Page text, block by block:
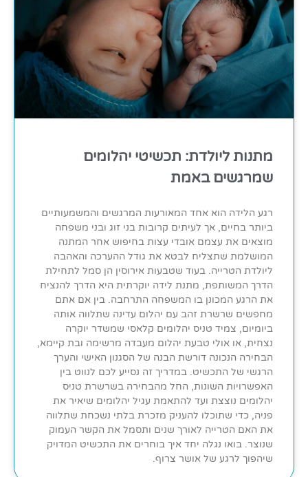
מתנות ליולדת: תכשיטי יהלומים
שמרגשים באמת
רגע הלידה הוא אחד המאורעות המרגשים והמשמעותיים
ביותר בחיים, אך לעיתים קרובות בני זוג ובני משפחה
מוצאים את עצמם אובדי עצות בחיפוש אחר המתנה
המושלמת שתצליח לבטא את גודל ההערכה והאהבה
ליולדת הטרייה. בעוד שטבעות אירוסין הן סמל לתחילת
הדרך המשותפת, מתנת לידה יוקרתית היא הדרך להנציח
את הרגע המכונן בו המשפחה התרחבה. בין אם אתם
מחפשים שרשרת זהב עם יהלום עדינה שתלווה אותה
ביומיום, צמיד טניס יהלומים קלאסי שמשדר יוקרה
נצחית, או אולי טבעת יהלום מעבדה מרשימה ובת קיימא,
הבחירה הנכונה דורשת הבנה של הסגנון האישי והערך
הרגשי של התכשיט. במדריך זה נסייע לכם לנווט בין
האפשרויות השונות, החל מהבחירה בשרשרת טניס
יהלומים נוצצת ועד להתאמת עגיל יהלומים שיאיר את
פניה, כדי שתוכלו להעניק מזכרת בלתי נשכחת שתלווה
את האם הטרייה לאורך שנים ותסמל את הקשר העמוק
שנוצר. בואו נגלה יחד איך בוחרים את התכשיט המדויק
שיהפוך לרגע של אושר צרוף.